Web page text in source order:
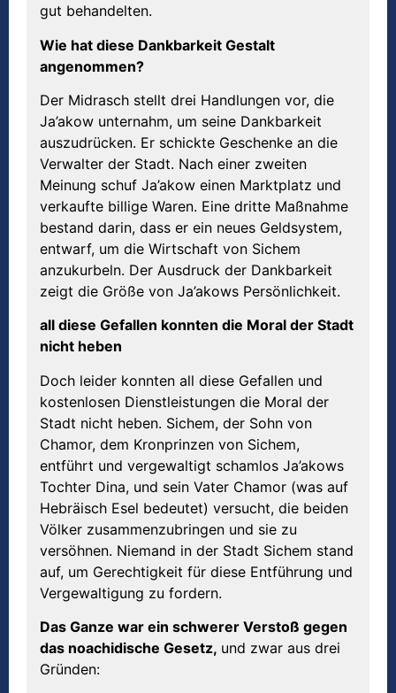
gut behandelten.
Wie hat diese Dankbarkeit Gestalt
angenommen?
Der Midrasch stellt drei Handlungen vor, die
Ja’akow unternahm, um seine Dankbarkeit
auszudrücken. Er schickte Geschenke an die
Verwalter der Stadt. Nach einer zweiten
Meinung schuf Ja’akow einen Marktplatz und
verkaufte billige Waren. Eine dritte Maßnahme
bestand darin, dass er ein neues Geldsystem,
entwarf, um die Wirtschaft von Sichem
anzukurbeln. Der Ausdruck der Dankbarkeit
zeigt die Größe von Ja’akows Persönlichkeit.
all diese Gefallen konnten die Moral der Stadt
nicht heben
Doch leider konnten all diese Gefallen und
kostenlosen Dienstleistungen die Moral der
Stadt nicht heben. Sichem, der Sohn von
Chamor, dem Kronprinzen von Sichem,
entführt und vergewaltigt schamlos Ja’akows
Tochter Dina, und sein Vater Chamor (was auf
Hebräisch Esel bedeutet) versucht, die beiden
Völker zusammenzubringen und sie zu
versöhnen. Niemand in der Stadt Sichem stand
auf, um Gerechtigkeit für diese Entführung und
Vergewaltigung zu fordern.
Das Ganze war ein schwerer Verstoß gegen
das noachidische Gesetz, und zwar aus drei
Gründen: